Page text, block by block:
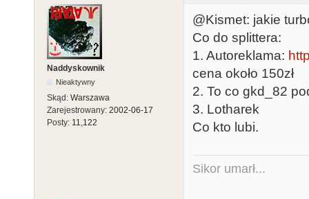
Naddyskownik
Nieaktywny
Skąd: Warszawa
Zarejestrowany: 2002-06-17
Posty: 11,122
@Kismet: jakie
Co do splittera:
1. Autoreklama:
cena około 150zł
2. To co gkd_82
3. Lotharek
Co kto lubi.
Sikor umarł...